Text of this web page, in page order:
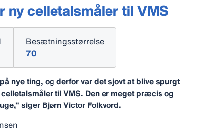
ny celletalsmåler til VMS
Besætningsstørrelse
70
nye ting, og derfor var det sjovt at blive spurgt
til VMS. Den er meget præcis og
siger Bjørn Victor Folkvord.